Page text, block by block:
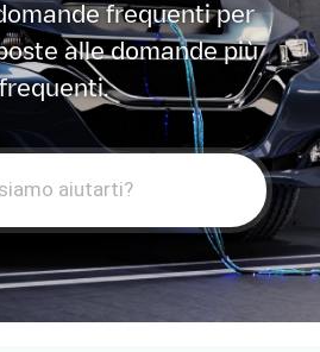
frequenti per
alle domande più
frequenti.